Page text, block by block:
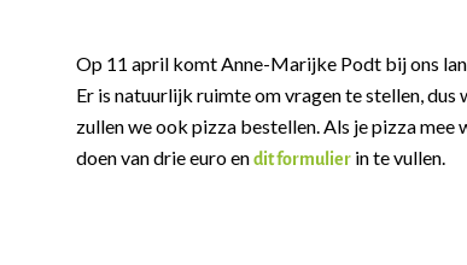
Op 11 april komt Anne-Marijke Podt bij ons
Er is natuurlijk ruimte om vragen te stellen,
zullen we ook pizza bestellen. Als je pizza
doen van drie euro endit formulierin te vullen.